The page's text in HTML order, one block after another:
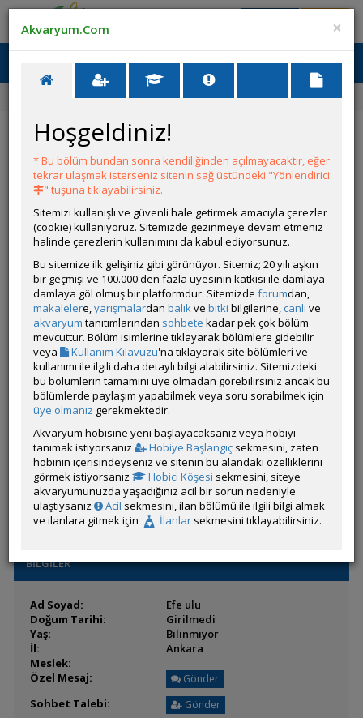
Ana Menü
Ana Sayfa
Forum Üye Profili
ÖZELLİKLER
Kullanıcı Adı:
Efe ulu
Kullanıcı Grubu:
Forum Üyesi
Geri Bildirimleri:
0 adet mevcut.
Aldığı Beğeni:
5
Hesap Durumu:
Aktif
Durumu:
Çevrim Dışı
Üyelik Tarihi:
06 Kasım 2025 22:41
Son Ziyaret:
17 Saat 51 Dakika önce
Toplam Mesaj:
33 [0.12 Gün Ortalaması]
Paylaşım Sayisı:
22 (Son 6 Ay)
İlan Sayisı:
3
Üyenin Mesaj ve İlanlarını Gör
Üyenin Açtığı Konuları Gör
Üyenin ÖM Engelini Kaldır
BİLGİLER
Ad Soyad:
Efe ulu
Doğum Tarihi:
Girilmedi
Yaş:
Bilinmiyor
İl:
Ankara
Meslek:
Özel Mesaj:
Gönder
Sohbet Talebi: Gönder
×
Akvaryum.Com
Hoşgeldiniz!
* Bu bölüm bundan sonra kendiliğinden açılmayacaktır, eğer
tekrar ulaşmak isterseniz sitenin sağ üstündeki "Yönlendirici
" tuşuna tıklayabilirsiniz.
Sitemizi kullanışlı ve güvenli hale getirmek amacıyla çerezler
(cookie) kullanıyoruz. Sitemizde gezinmeye devam etmeniz
halinde çerezlerin kullanımını da kabul ediyorsunuz.
Bu sitemize ilk gelişiniz gibi görünüyor. Sitemiz; 20 yılı aşkın
bir geçmişi ve 100.000'den fazla üyesinin katkısı ile damlaya
damlaya göl olmuş bir platformdur. Sitemizde forumdan,
makalelere,yarışmalardan balıkve bitki bilgilerine, canlı ve
akvaryum tanıtımlarından sohbete kadar pek çok bölüm
mevcuttur. Bölüm isimlerine tıklayarak bölümlere gidebilir
veya
Kullanım Kılavuzu'na tıklayarak site bölümleri ve
kullanımı ile ilgili daha detaylı bilgi alabilirsiniz. Sitemizdeki
bu bölümlerin tamamını üye olmadan görebilirsiniz ancak bu
bölümlerde paylaşım yapabilmek veya soru sorabilmek için
üye olmanız gerekmektedir.
Akvaryum hobisine yeni başlayacaksanız veya hobiyi
tanımak istiyorsanız
Hobiye Başlangıç sekmesini, zaten
hobinin içerisindeyseniz ve sitenin bu alandaki özelliklerini
görmek istiyorsanız
Hobici Köşesi sekmesini, siteye
akvaryumunuzda yaşadığınız acil bir sorun nedeniyle
ulaştıysanız
Acil sekmesini, ilan bölümü ile ilgili bilgi almak
ve ilanlara gitmek için
İlanlar sekmesini tıklayabilirsiniz.